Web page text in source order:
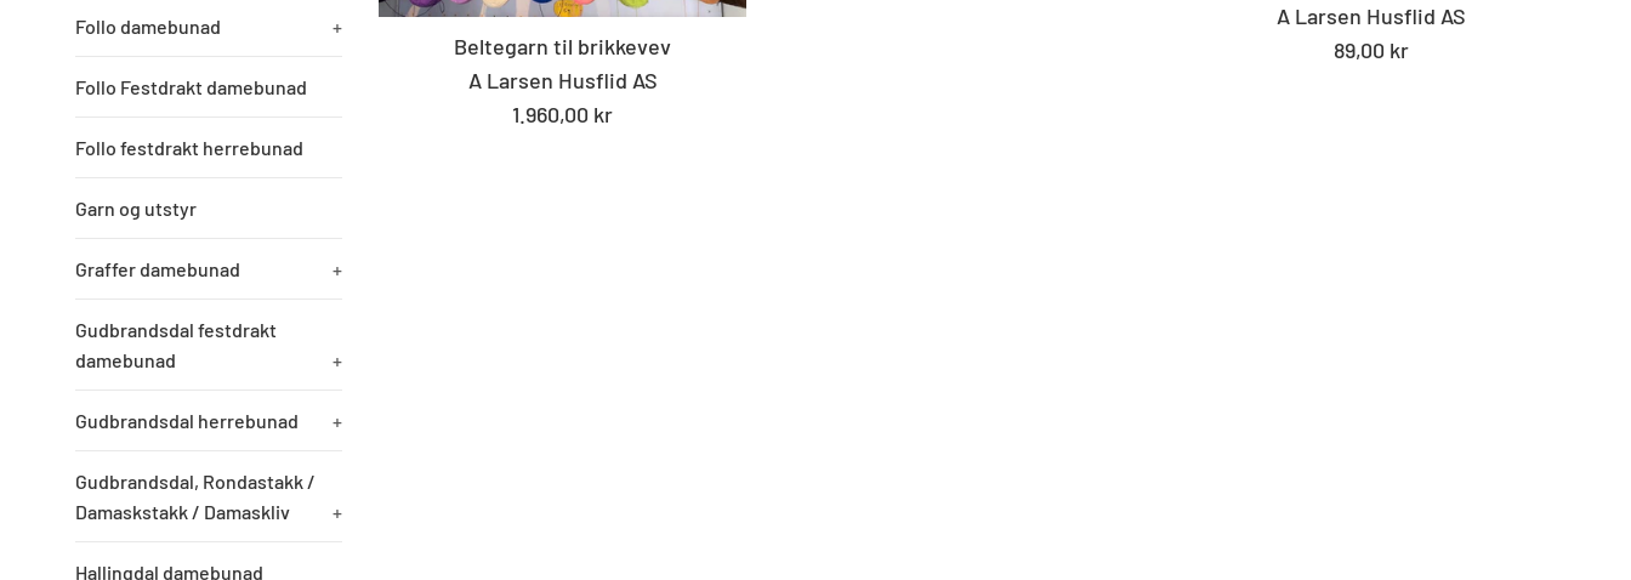
Follo damebunad +
Follo Festdrakt damebunad
Follo festdrakt herrebunad
Garn og utstyr
Graffer damebunad +
Gudbrandsdal festdrakt
damebunad
+
Gudbrandsdal herrebunad +
Gudbrandsdal, Rondastakk /
Damaskstakk / Damaskliv
+
Hallingdal damebunad
Beltegarn til brikkevev
A Larsen Husflid AS
Standard
1.960,00 kr
A Larsen Husflid AS
Standard
89,00 kr